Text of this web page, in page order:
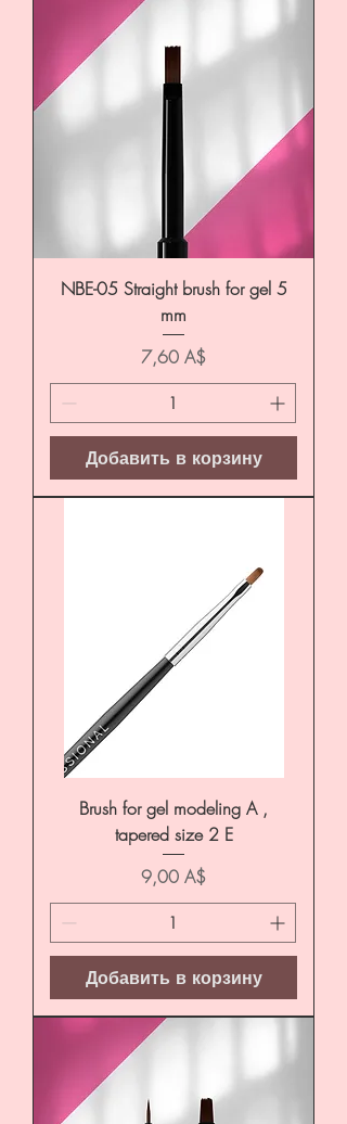
NBE-05 Straight brush for gel 5
mm
Цена
7,60 A$
Добавить в корзину
Brush for gel modeling A ,
tapered size 2 E
Цена
9,00 A$
Добавить в корзину